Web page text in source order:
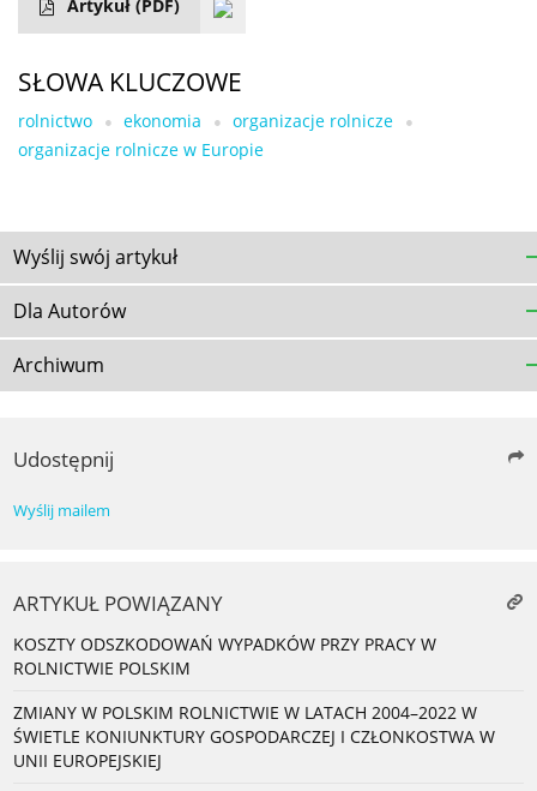
Artykuł (PDF)
SŁOWA KLUCZOWE
rolnictwo ekonomia
organizacje rolnicze
organizacje rolnicze w Europie
Wyślij swój artykuł
Dla Autorów
Archiwum
Udostępnij
Wyślij mailem
ARTYKUŁ POWIĄZANY
KOSZTY ODSZKODOWAŃ WYPADKÓW PRZY PRACY W
ROLNICTWIE POLSKIM
ZMIANY W POLSKIM ROLNICTWIE W LATACH 2004–2022 W
ŚWIETLE KONIUNKTURY GOSPODARCZEJ I CZŁONKOSTWA W
UNII EUROPEJSKIEJ